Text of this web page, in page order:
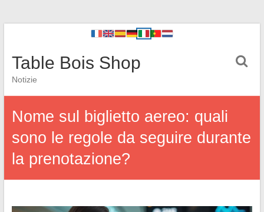
Table Bois Shop
Notizie
Nome sul biglietto aereo: quali
sono le regole da seguire durante
la prenotazione?